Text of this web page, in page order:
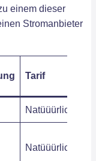
einem dieser
Stromanbieter
Tarif
Natüüürlich18
Natüüürlich10